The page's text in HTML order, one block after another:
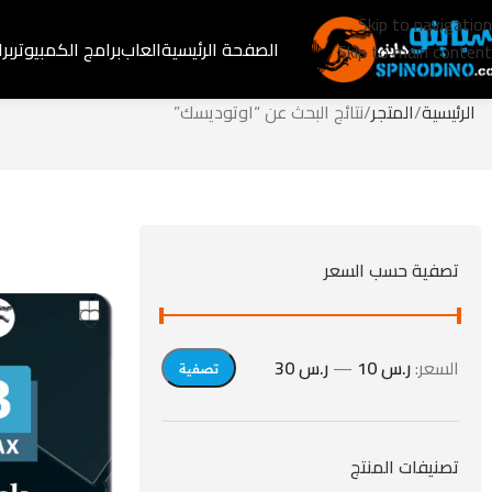
Skip to navigation
Skip to main content
الصفحة الرئيسيةالعاببرامج الكمبيوتر
الرئيسية المتجر نتائج البحث عن “اوتوديسك”
تصفية حسب السعر
تصفية السعر:ر.س 10 —ر.س 30
تصنيفات المنتج